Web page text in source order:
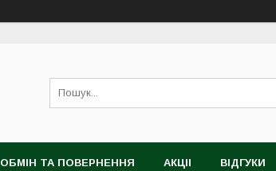
ОБМІН ТА ПОВЕРНЕННЯ АКЦІІ ВІДГУКИ